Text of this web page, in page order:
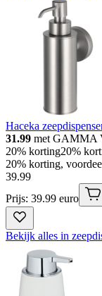
Haceka
31.99 met GAMMA
20% korting20%
20% korting,
39.99
Prijs: 39.99 euro
Bekijk alles in